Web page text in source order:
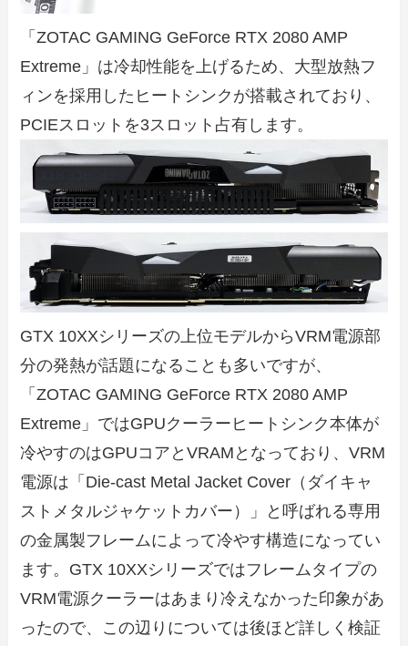
「ZOTAC GAMING GeForce RTX 2080 AMP
Extreme」は冷却性能を上げるため、大型放熱フ
ィンを採用したヒートシンクが搭載されており、
PCIEスロットを3スロット占有します。
GTX 10XXシリーズの上位モデルからVRM電源部
分の発熱が話題になることも多いですが、
「ZOTAC GAMING GeForce RTX 2080 AMP
Extreme」ではGPUクーラーヒートシンク本体が
冷やすのはGPUコアとVRAMとなっており、VRM
電源は「Die-cast Metal Jacket Cover（ダイキャ
ストメタルジャケットカバー）」と呼ばれる専用
の金属製フレームによって冷やす構造になってい
ます。GTX 10XXシリーズではフレームタイプの
VRM電源クーラーはあまり冷えなかった印象があ
ったので、この辺りについては後ほど詳しく検証